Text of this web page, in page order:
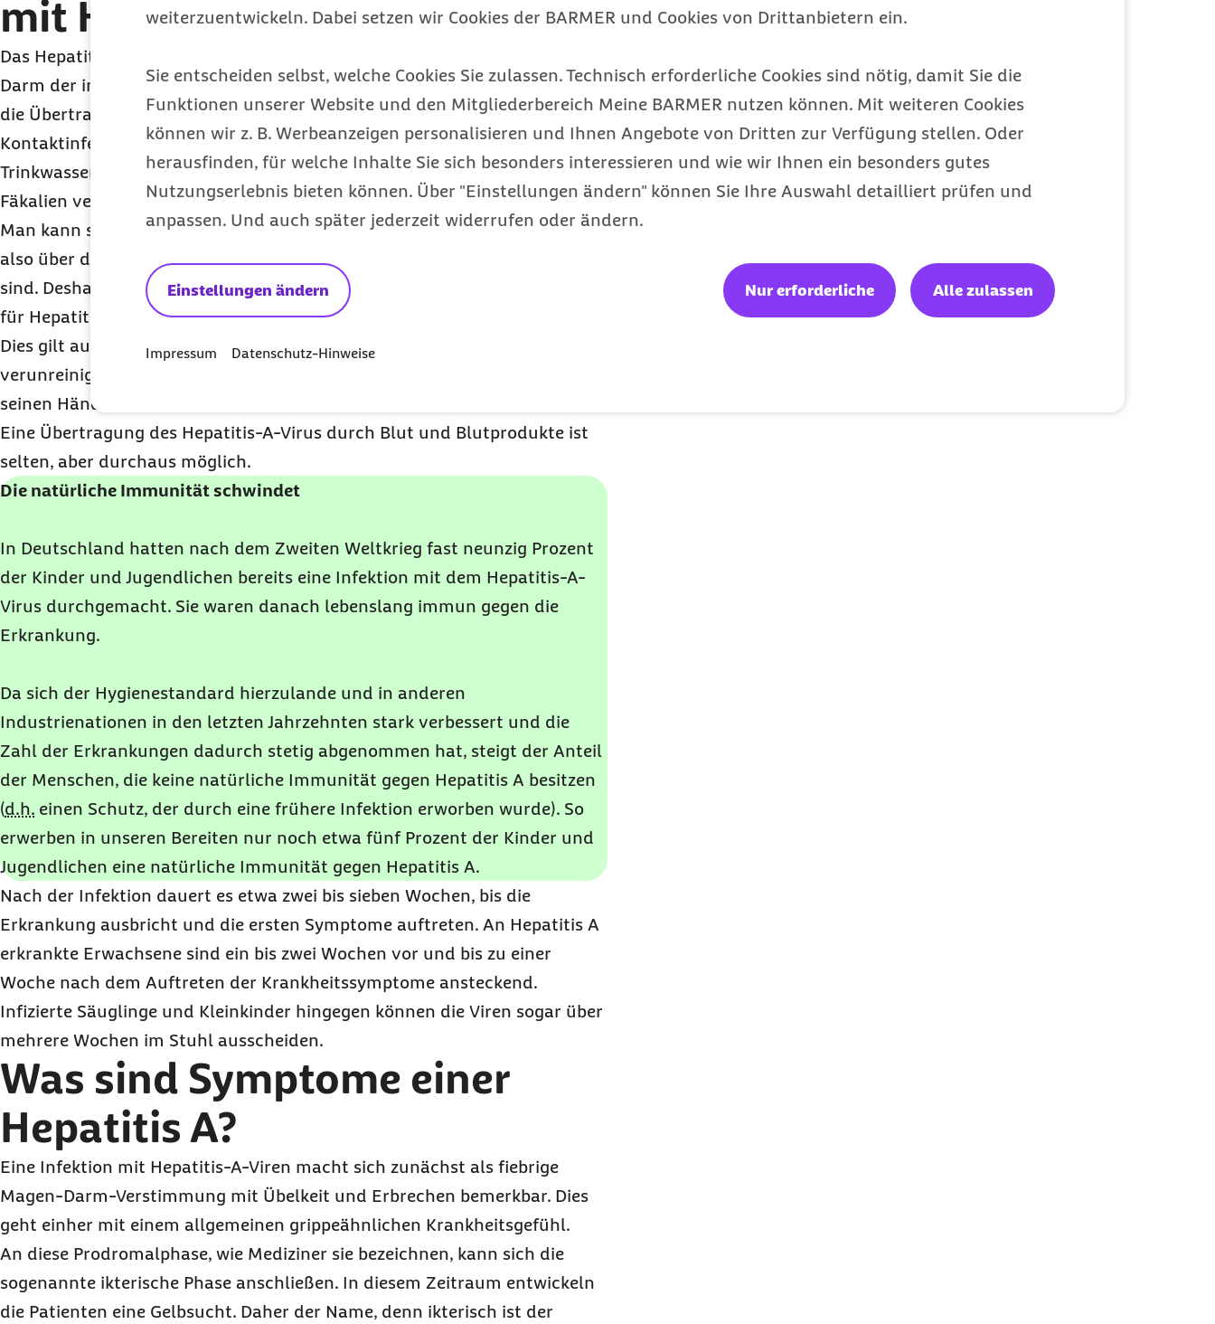
weiterzuentwickeln. Dabei setzen wir Cookies der BARMER und Cookies von Drittanbietern ein.
Sie entscheiden selbst, welche Cookies Sie zulassen. Technisch erforderliche Cookies sind nötig, damit Sie die
Funktionen unserer Website und den Mitgliederbereich Meine BARMER nutzen können. Mit weiteren Cookies
können wir z. B. Werbeanzeigen personalisieren und Ihnen Angebote von Dritten zur Verfügung stellen. Oder
herausfinden, für welche Inhalte Sie sich besonders interessieren und wie wir Ihnen ein besonders gutes
Nutzungserlebnis bieten können. Über "Einstellungen ändern" können Sie Ihre Auswahl detailliert prüfen und
anpassen. Und auch später jederzeit widerrufen oder ändern.
Einstellungen ändern Nur erforderliche Alle zulassen
Impressum Datenschutz-Hinweise
mit Hepatitis A?
Das Hepatitis-A-Virus vermehrt sich in den Leberzellen und wird über den
Darm der infizierten Personen ausgeschieden. So erklärt es sich auch, dass
die Übertragung des Virus fäkal-oral über eine sogenannte Schmier- oder
Kontaktinfektion erfolgt. Dies kann zum Beispiel passieren, wenn
Trinkwasser oder Nahrungsmittel aufgenommen werden, die durch
Fäkalien verunreinigt sind.
Man kann sich allerdings auch durch engen Personenkontakt anstecken –
also über die direkte Berührung mit Menschen, die an Hepatitis A erkrankt
sind. Deshalb ist Geschlechtsverkehr ein weiterer, häufiger Infektionsweg
für Hepatitis-A-Viren.
Dies gilt auch für Gegenstände, die mit den Viren kontaminiert, sprich
verunreinigt sind. Hat man diese berührt und kommt anschließend mit
seinen Händen an den Mund, besteht die Gefahr, sich zu infizieren.
Eine Übertragung des Hepatitis-A-Virus durch Blut und Blutprodukte ist
selten, aber durchaus möglich.
Die natürliche Immunität schwindet
In Deutschland hatten nach dem Zweiten Weltkrieg fast neunzig Prozent
der Kinder und Jugendlichen bereits eine Infektion mit dem Hepatitis-A-
Virus durchgemacht. Sie waren danach lebenslang immun gegen die
Erkrankung.
Da sich der Hygienestandard hierzulande und in anderen
Industrienationen in den letzten Jahrzehnten stark verbessert und die
Zahl der Erkrankungen dadurch stetig abgenommen hat, steigt der Anteil
der Menschen, die keine natürliche Immunität gegen Hepatitis A besitzen
(d.h. einen Schutz, der durch eine frühere Infektion erworben wurde). So
erwerben in unseren Bereiten nur noch etwa fünf Prozent der Kinder und
Jugendlichen eine natürliche Immunität gegen Hepatitis A.
Nach der Infektion dauert es etwa zwei bis sieben Wochen, bis die
Erkrankung ausbricht und die ersten Symptome auftreten. An Hepatitis A
erkrankte Erwachsene sind ein bis zwei Wochen vor und bis zu einer
Woche nach dem Auftreten der Krankheitssymptome ansteckend.
Infizierte Säuglinge und Kleinkinder hingegen können die Viren sogar über
mehrere Wochen im Stuhl ausscheiden.
Was sind Symptome einer
Hepatitis A?
Eine Infektion mit Hepatitis-A-Viren macht sich zunächst als fiebrige
Magen-Darm-Verstimmung mit Übelkeit und Erbrechen bemerkbar. Dies
geht einher mit einem allgemeinen grippeähnlichen Krankheitsgefühl.
An diese Prodromalphase, wie Mediziner sie bezeichnen, kann sich die
sogenannte ikterische Phase anschließen. In diesem Zeitraum entwickeln
die Patienten eine Gelbsucht. Daher der Name, denn ikterisch ist der